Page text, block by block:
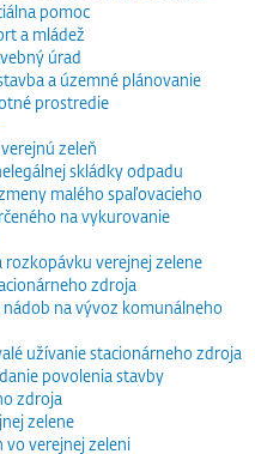
pomoc
a mládež
úrad
a územné plánovanie
prostredie
zeleň
skládky odpadu
malého spaľovacieho
na vykurovanie
rozkopávku verejnej zelene
zdroja
nádob na vývoz komunálneho
užívanie stacionárneho zdroja
povolenia stavby
zdroja
zelene
vo verejnej zeleni